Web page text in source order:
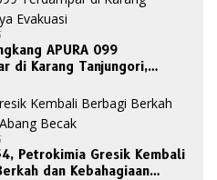
APURA 099
di Karang Tanjungori,
Petrokimia Gresik Kembali
dan Kebahagiaan